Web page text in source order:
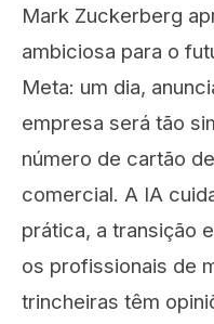
Mark Zuckerberg
ambiciosa para o
Meta: um dia,
empresa será tão
número de cartão
comercial. A IA
prática, a transição
os profissionais de
trincheiras têm